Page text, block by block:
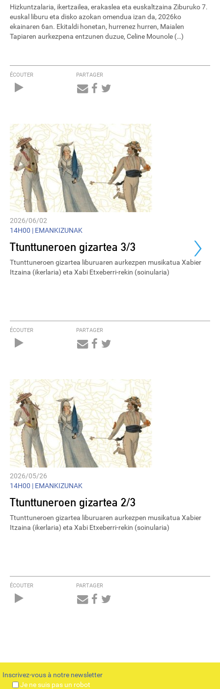
›
Hizkuntzalaria, ikertzailea, erakaslea eta euskaltzaina Ziburuko 7.
euskal liburu eta disko azokan omendua izan da, 2026ko
ekainaren 6an. Ekitaldi honetan, hurrenez hurren, Maialen
Tapiaren aurkezpena entzunen duzue, Celine Mounole (…)
ÉCOUTER PARTAGER
2026/06/02
14H00 | EMANKIZUNAK
Ttunttuneroen gizartea 3/3
Ttunttuneroen gizartea liburuaren aurkezpen musikatua Xabier
Itzaina (ikerlaria) eta Xabi Etxeberri-rekin (soinularia)
ÉCOUTER PARTAGER
2026/05/26
14H00 | EMANKIZUNAK
Ttunttuneroen gizartea 2/3
Ttunttuneroen gizartea liburuaren aurkezpen musikatua Xabier
Itzaina (ikerlaria) eta Xabi Etxeberri-rekin (soinularia)
ÉCOUTER PARTAGER
Inscrivez-vous à notre newsletter
Je ne suis pas un robot